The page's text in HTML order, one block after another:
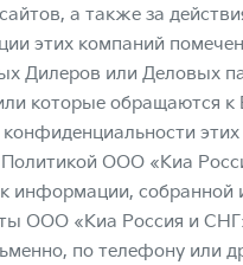
а также за
этих компаний
Дилеров или Деловых
которые обращаются к
ООО «Киа
к информации,
ООО «Киа Россия и
по телефону или